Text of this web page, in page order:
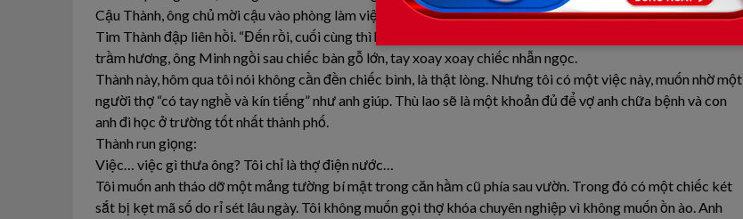
Cậu Thành, ông chủ mời cậu vào phòng làm việc.
Tim Thành đập liên hồi. “Đến rồi, cuối cùng thì hóa đơn cũng đến”, anh thầm nghĩ. Trong căn phòng ngập mùi
trầm hương, ông Minh ngồi sau chiếc bàn gỗ lớn, tay xoay xoay chiếc nhẫn ngọc.
Thành này, hôm qua tôi nói không cần đền chiếc bình, là thật lòng. Nhưng tôi có một việc này, muốn nhờ một
người thợ “có tay nghề và kín tiếng” như anh giúp. Thù lao sẽ là một khoản đủ để vợ anh chữa bệnh và con
anh đi học ở trường tốt nhất thành phố.
Thành run giọng:
Việc… việc gì thưa ông? Tôi chỉ là thợ điện nước…
Tôi muốn anh tháo dỡ một mảng tường bí mật trong căn hầm cũ phía sau vườn. Trong đó có một chiếc két
sắt bị kẹt mã số do rỉ sét lâu ngày. Tôi không muốn gọi thợ khóa chuyên nghiệp vì không muốn ồn ào. Anh